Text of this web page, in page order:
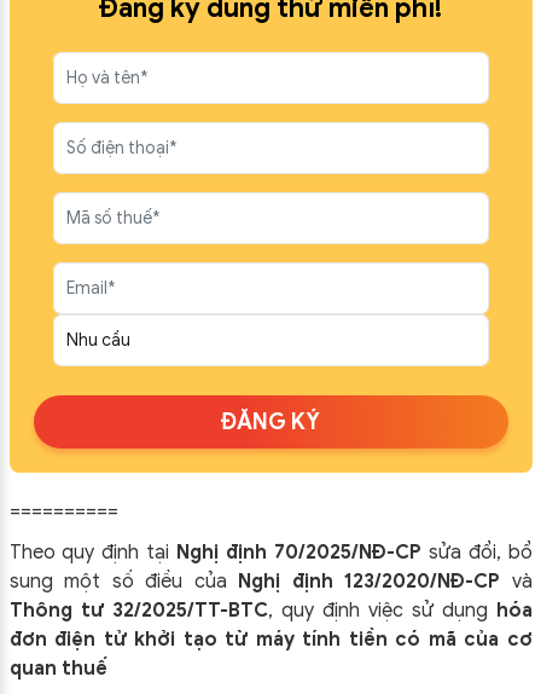
ĐĂNG KÝ NHẬN ƯU ĐÃI
ĐĂNG KÝ!
Đăng ký dùng thử miễn phí!
ĐĂNG KÝ
==========
Theo quy định tại Nghị định 70/2025/NĐ-CP sửa đổi, bổ
sung một số điều của Nghị định 123/2020/NĐ-CP và
Thông tư 32/2025/TT-BTC, quy định việc sử dụng hóa
đơn điện tử khởi tạo từ máy tính tiền có mã của cơ
quan thuế